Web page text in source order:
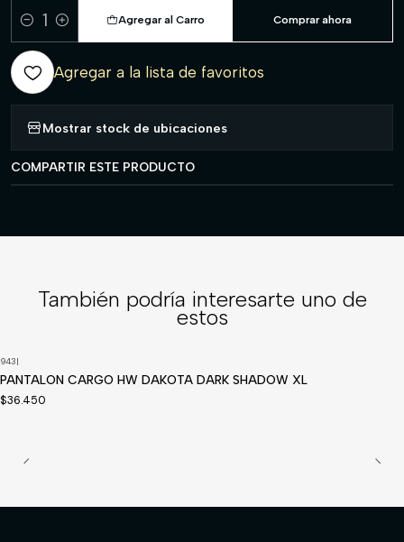
Cantidad
Agregar al Carro Comprar ahora
Agregar a la lista de favoritos
Mostrar stock de ubicaciones
COMPARTIR ESTE PRODUCTO
También podría interesarte uno de
estos
943|
PANTALON CARGO HW DAKOTA DARK SHADOW XL
$36.450